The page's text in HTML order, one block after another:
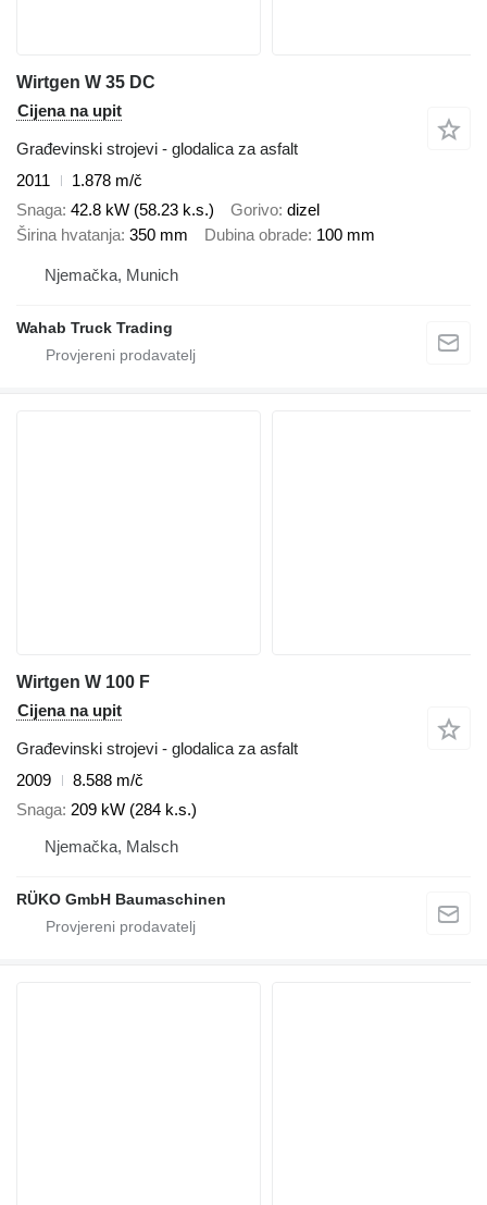
Wirtgen W 35 DC
Cijena na upit
Građevinski strojevi - glodalica za asfalt
2011
1.878 m/č
Snaga 42.8 kW (58.23 k.s.) Gorivo dizel
Širina hvatanja 350 mm Dubina obrade 100 mm
Njemačka, Munich
Wahab Truck Trading
Wirtgen W 100 F
Cijena na upit
Građevinski strojevi - glodalica za asfalt
2009
8.588 m/č
Snaga 209 kW (284 k.s.)
Njemačka, Malsch
RÜKO GmbH Baumaschinen